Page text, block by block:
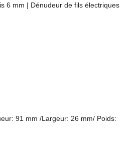
6 mm | Dénudeur de fils électriques
91 mm /Largeur: 26 mm/ Poids: